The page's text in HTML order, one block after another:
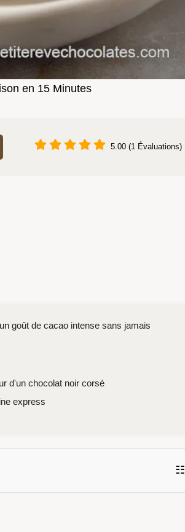
en 15 Minutes
5.00 (1 Évaluations)
goût de cacao intense sans jamais
d'un chocolat noir corsé
express
☷